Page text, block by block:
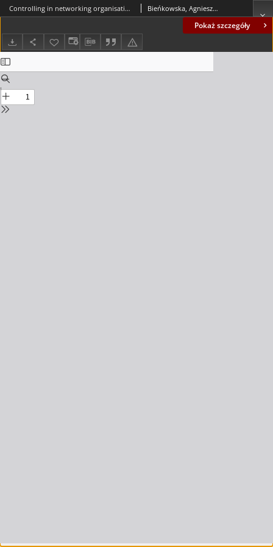
Pokaż szczegóły
Controlling in networking organisations - the concept and assumptions = Controlling w organizacjach sieciowych - koncepcja i założenia Bieńkowska, Agnieszka; Zabłocka-Kluczka, Anna